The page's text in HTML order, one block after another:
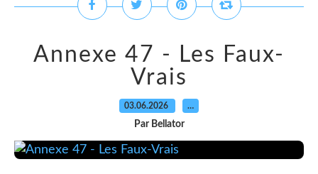
Annexe 47 - Les Faux-
Vrais
03.06.2026 …
Par Bellator